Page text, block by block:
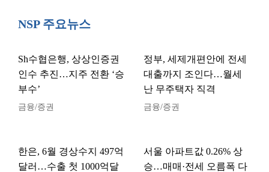
NSP 주요뉴스
Sh수협은행, 상상인증권
인수 추진…지주 전환 ‘승
부수’
금융/증권
정부, 세제개편안에 전세
대출까지 조인다…월세
난 무주택자 직격
금융/증권
한은, 6월 경상수지 497억
달러…수출 첫 1000억달
서울 아파트값 0.26% 상
승…매매·전세 오름폭 다